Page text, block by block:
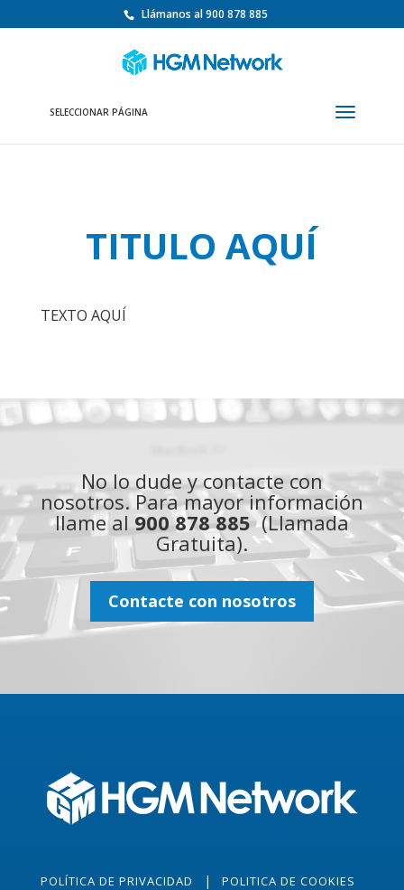
Llámanos al 900 878 885
SELECCIONAR PÁGINA
TITULO AQUÍ
TEXTO AQUÍ
No lo dude y contacte con
nosotros. Para mayor información
llame al 900 878 885(Llamada
Gratuita).
Contacte con nosotros
POLÍTICA DE PRIVACIDAD |POLITICA DE COOKIES